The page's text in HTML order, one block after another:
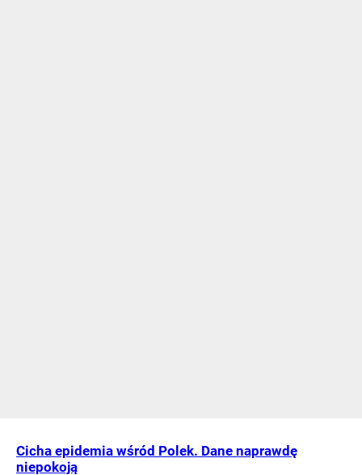
Cicha epidemia wśród Polek. Dane naprawdę
niepokoją